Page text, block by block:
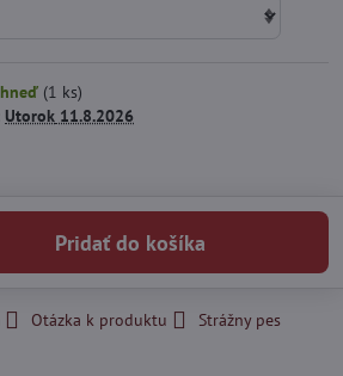
(1 ks)
Utorok 11.8.2026
Pridať do košíka
Otázka k produktu
Strážny pes